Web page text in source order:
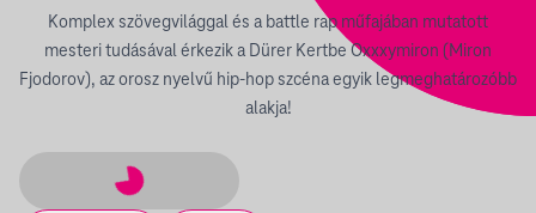
Komplex szövegvilággal és a battle rap műfajában mutatott
mesteri tudásával érkezik a Dürer Kertbe Oxxxymiron (Miron
Fjodorov), az orosz nyelvű hip-hop szcéna egyik legmeghatározóbb
alakja!